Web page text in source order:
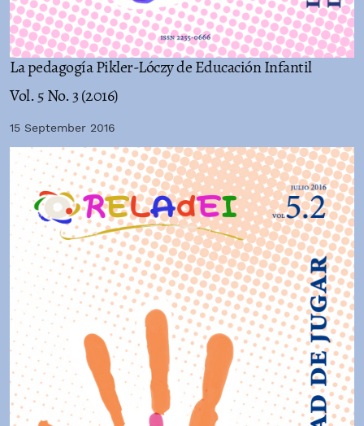
La pedagogía Pikler-Lóczy de Educación Infantil
Vol. 5 No. 3 (2016)
15 September 2016